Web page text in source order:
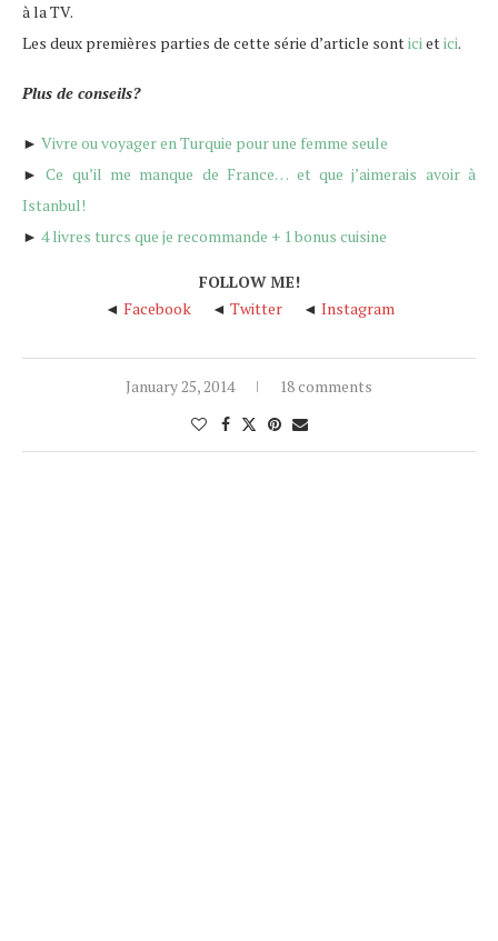
à la TV.
Les deux premières parties de cette série d’article sonticietici.
Plus de conseils?
► Vivre ou voyager en Turquie pour une femme seule
►Ce qu’il me manque de France… et que j’aimerais avoir à
Istanbul!
► 4 livres turcs que je recommande + 1 bonus cuisine
FOLLOW ME!
◄ Facebook ◄ Twitter ◄ Instagram
January 25, 2014 18 comments